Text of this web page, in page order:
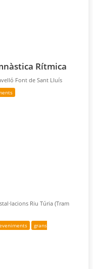
Rítmica
Font de Sant Lluís
Riu Túria (Tram
grans